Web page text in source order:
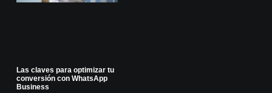
Las claves para optimizar tu
conversión con WhatsApp
Business